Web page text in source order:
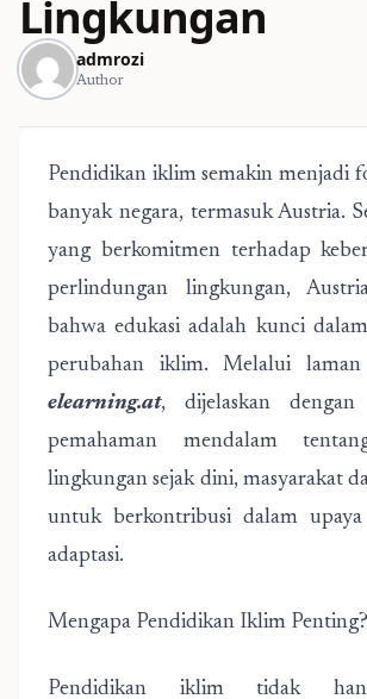
Lingkungan
admrozi
Author
Pendidikan iklim semakin menjadi
banyak negara, termasuk Austria.
yang berkomitmen terhadap
perlindungan lingkungan,
bahwa edukasi adalah kunci
perubahan iklim. Melalui laman
elearning.at, dijelaskan dengan
pemahaman mendalam
lingkungan sejak dini, masyarakat
untuk berkontribusi dalam
adaptasi.
Mengapa Pendidikan Iklim Penting?
Pendidikan iklim tidak